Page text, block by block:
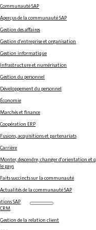
Communauté SAP
Aperçus de la communauté SAP
Gestion des affaires
Gestion d'entreprise et organisation
Gestion informatique
Infrastructure et numérisation
Gestion du personnel
Développement du personnel
Économie
Marchés et finance
Coopération ERP
Fusions, acquisitions et partenariats
Carrière
Monter, descendre, changer d'orientation et
le pays
Faits succincts sur la communauté
Actualités de la communauté SAP
SAP
CRM
Gestion de la relation client